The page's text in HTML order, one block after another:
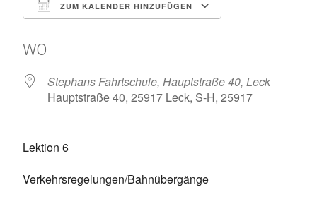
ZUM KALENDER HINZUFÜGEN
WO
Stephans Fahrtschule, Hauptstraße 40, Leck
Hauptstraße 40, 25917 Leck, S-H, 25917
Lektion 6
Verkehrsregelungen/Bahnübergänge